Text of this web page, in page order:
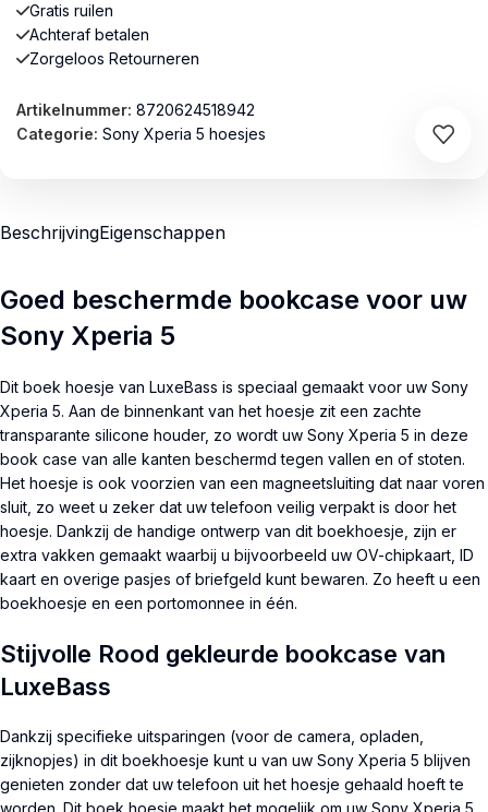
Gratis ruilen
Achteraf betalen
Zorgeloos Retourneren
Artikelnummer: 8720624518942
Categorie: Sony Xperia 5 hoesjes
BeschrijvingEigenschappen
Goed beschermde bookcase voor uw
Sony Xperia 5
Dit boek hoesje van LuxeBass is speciaal gemaakt voor uw Sony
Xperia 5. Aan de binnenkant van het hoesje zit een zachte
transparante silicone houder, zo wordt uw Sony Xperia 5 in deze
book case van alle kanten beschermd tegen vallen en of stoten.
Het hoesje is ook voorzien van een magneetsluiting dat naar voren
sluit, zo weet u zeker dat uw telefoon veilig verpakt is door het
hoesje. Dankzij de handige ontwerp van dit boekhoesje, zijn er
extra vakken gemaakt waarbij u bijvoorbeeld uw OV-chipkaart, ID
kaart en overige pasjes of briefgeld kunt bewaren. Zo heeft u een
boekhoesje en een portomonnee in één.
Stijvolle Rood gekleurde bookcase van
LuxeBass
Dankzij specifieke uitsparingen (voor de camera, opladen,
zijknopjes) in dit boekhoesje kunt u van uw Sony Xperia 5 blijven
genieten zonder dat uw telefoon uit het hoesje gehaald hoeft te